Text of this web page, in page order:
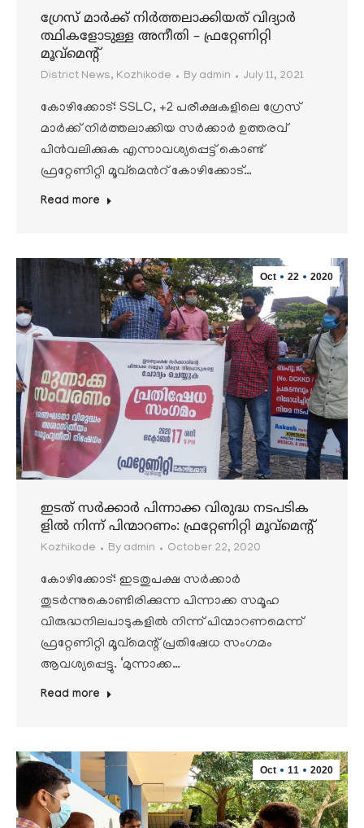
ഗ്രേസ് മാർക്ക് നിർത്തലാക്കിയത് വിദ്യാർ
ത്ഥികളോടുള്ള അനീതി – ഫ്രറ്റേണിറ്റി
മൂവ്മെൻ്റ്
District News, Kozhikode By admin July 11, 2021
കോഴിക്കോട്: SSLC, +2 പരീക്ഷകളിലെ ഗ്രേസ്
മാർക്ക്‌ നിർത്തലാക്കിയ സർക്കാർ ഉത്തരവ്
പിൻവലിക്കുക എന്നാവശ്യപ്പെട്ട് കൊണ്ട്
ഫ്രറ്റേണിറ്റി മൂവ്മെൻറ് കോഴിക്കോട്…
Read more
Oct 22 2020
ഇടത് സർക്കാർ പിന്നാക്ക വിരുദ്ധ നടപടിക
ളിൽ നിന്ന് പിന്മാറണം: ഫ്രറ്റേണിറ്റി മൂവ്മെന്റ്
Kozhikode By admin October 22, 2020
കോഴിക്കോട്: ഇടതുപക്ഷ സർക്കാർ
തുടർന്നുകൊണ്ടിരിക്കുന്ന പിന്നാക്ക സമൂഹ
വിരുദ്ധനിലപാടുകളിൽ നിന്ന് പിന്മാറണമെന്ന്
ഫ്രറ്റേണിറ്റി മൂവ്മെന്റ് പ്രതിഷേധ സംഗമം
ആവശ്യപ്പെട്ടു. ‘മുന്നാക്ക…
Read more
Oct 11 2020